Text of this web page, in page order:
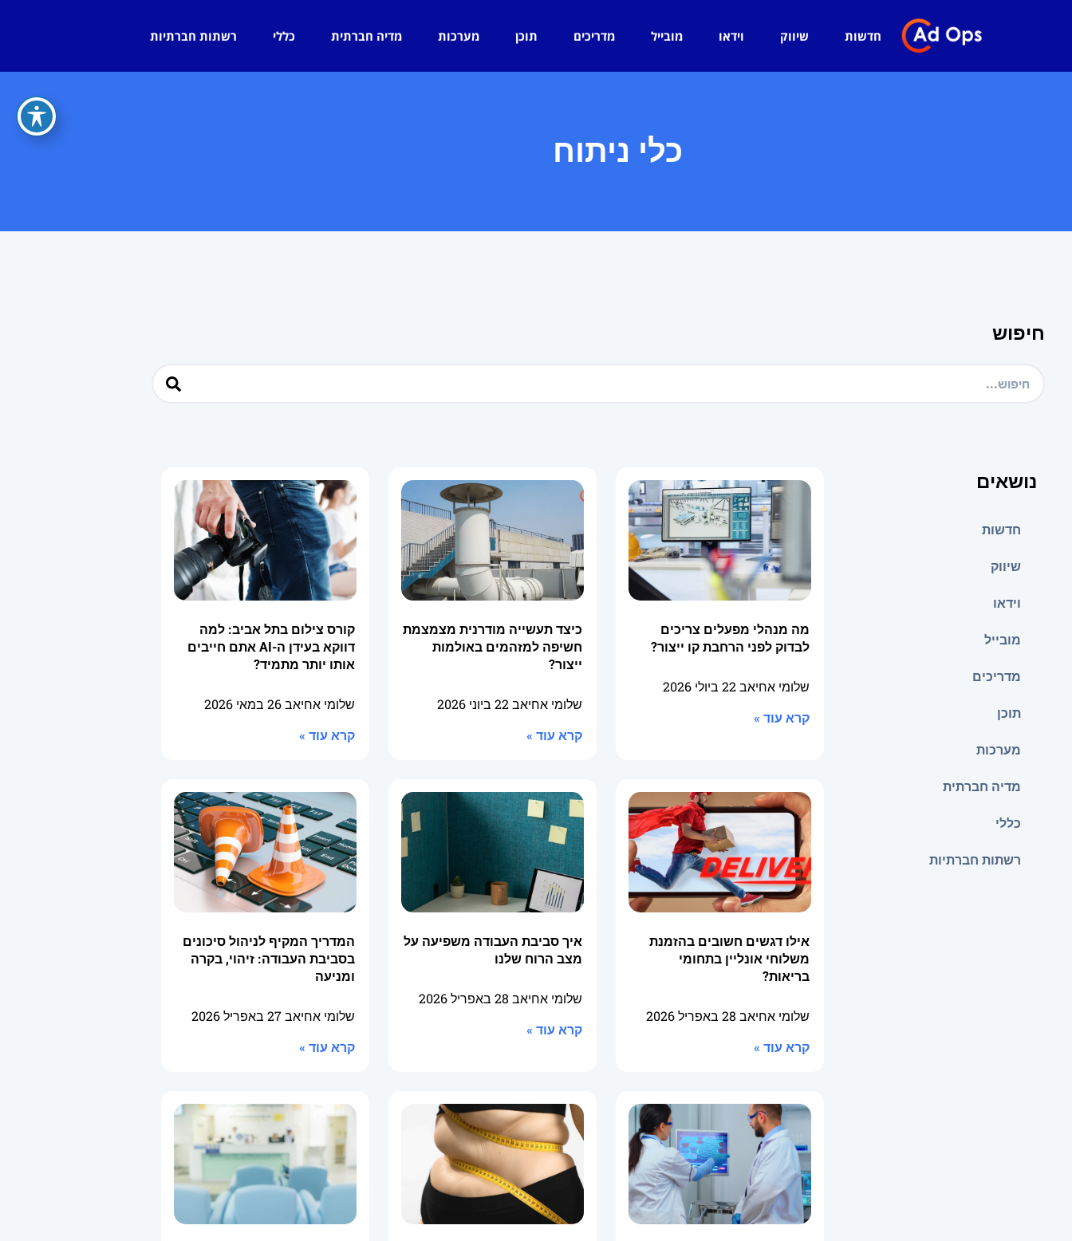
חדשות שיווק וידאו מובייל מדריכים תוכן מערכות מדיה חברתית כללי רשתות חברתיות
כלי ניתוח
חיפוש
נושאים
חדשות
שיווק
וידאו
מובייל
מדריכים
תוכן
מערכות
מדיה חברתית
כללי
רשתות חברתיות
מה מנהלי מפעלים צריכים
לבדוק לפני הרחבת קו ייצור?
שלומי אחיאב22 ביולי 2026
קרא עוד »
כיצד תעשייה מודרנית מצמצמת
חשיפה למזהמים באולמות
ייצור?
שלומי אחיאב22 ביוני 2026
קרא עוד »
קורס צילום בתל אביב: למה
דווקא בעידן ה-AI אתם חייבים
אותו יותר מתמיד?
שלומי אחיאב26 במאי 2026
קרא עוד »
אילו דגשים חשובים בהזמנת
משלוחי אונליין בתחומי
בריאות?
שלומי אחיאב 28 באפריל 2026
קרא עוד »
איך סביבת העבודה משפיעה על
מצב הרוח שלנו
שלומי אחיאב 28 באפריל 2026
קרא עוד »
המדריך המקיף לניהול סיכונים
בסביבת העבודה: זיהוי, בקרה
ומניעה
שלומי אחיאב27 באפריל 2026
קרא עוד »